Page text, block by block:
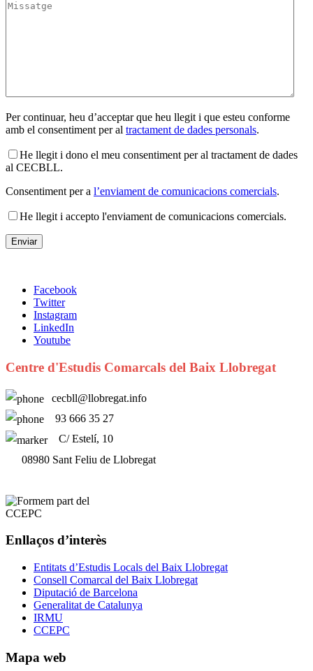
Per continuar, heu d’acceptar que heu llegit i que esteu conforme
amb el consentiment per al tractament de dades personals.
He llegit i dono el meu consentiment per al tractament de dades
al CECBLL.
Consentiment per a l’enviament de comunicacions comercials.
He llegit i accepto l'enviament de comunicacions comercials.
Facebook
Twitter
Instagram
LinkedIn
Youtube
Centre d'Estudis Comarcals del Baix Llobregat
cecbll@llobregat.info
93 666 35 27
C/ Estelí, 10
08980 Sant Feliu de Llobregat
Enllaços d’interès
Entitats d’Estudis Locals del Baix Llobregat
Consell Comarcal del Baix Llobregat
Diputació de Barcelona
Generalitat de Catalunya
IRMU
CCEPC
Mapa web